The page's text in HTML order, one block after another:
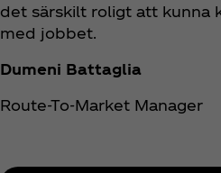
det särskilt roligt att kunna
med jobbet.
Dumeni Battaglia
Route-To-Market Manager